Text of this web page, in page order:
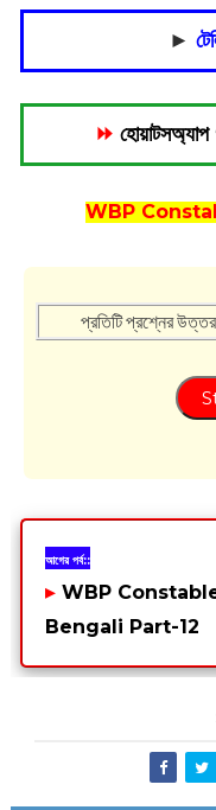
►
⏩
WBP
প্রতিটি প্রশ্নের
আগের পর্ব::
▸ WBP
Bengali Part-12